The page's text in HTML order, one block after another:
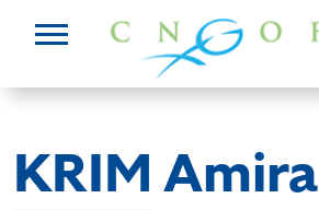
KRIM Amira